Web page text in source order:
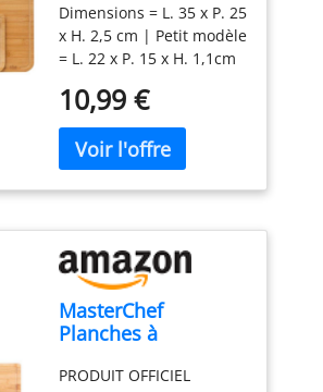
Dimensions = L. 35 x P. 25
x H. 2,5 cm | Petit modèle
= L. 22 x P. 15 x H. 1,1cm
P. 25 x H. 1,4cm | Poids =
1.054 kg | Matière de la
structure: Bambou
10,99 €
MasterChef
Planches à
Lot de Planche à
PRODUIT OFFICIEL